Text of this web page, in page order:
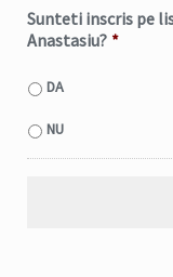
Sunteti inscris pe
Anastasiu? *
DA
NU